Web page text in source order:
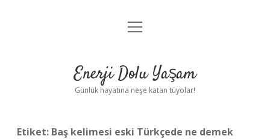
Anasayfa
Yasal Uyarı
menüyü
Enerji Dolu Yaşam
Günlük hayatına neşe katan tüyolar!
Etiket: Baş kelimesi eski Türkçede ne demek